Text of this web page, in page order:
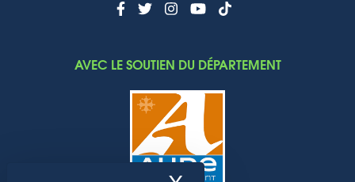
AVEC LE SOUTIEN DU DÉPARTEMENT